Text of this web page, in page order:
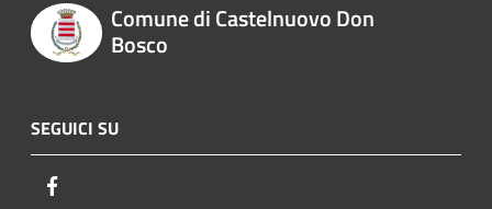
Comune di Castelnuovo Don
Bosco
SEGUICI SU